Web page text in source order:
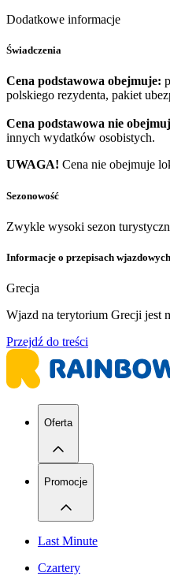
Dodatkowe informacje
Świadczenia
Cena podstawowa obejmuje:
polskiego rezydenta, pakiet
Cena podstawowa nie
innych wydatków osobistych.
UWAGA! Cena nie obejmuje
Sezonowość
Zwykle wysoki sezon
Informacje o przepisach wjazdowych
Grecja
Wjazd na terytorium Grecji jest
Przejdź do treści
Oferta
Promocje
Last Minute
Czartery